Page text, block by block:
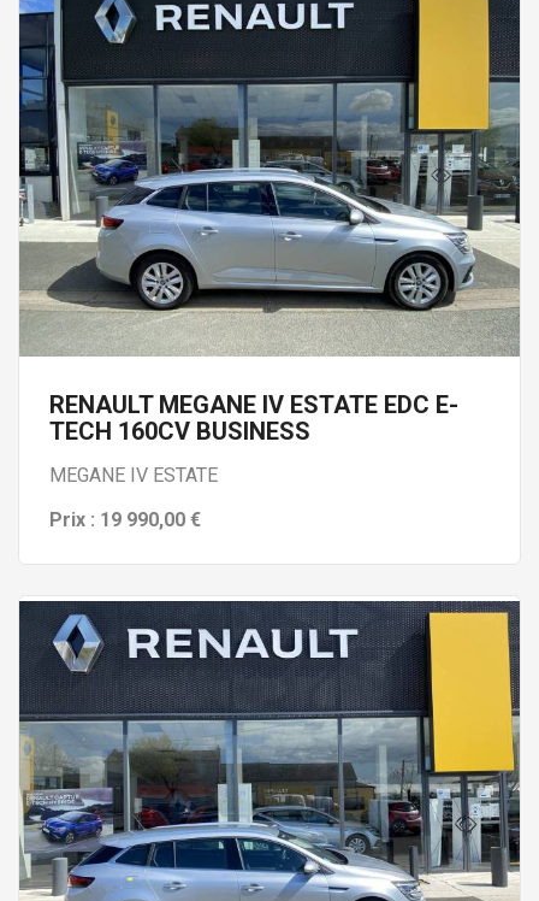
RENAULT MEGANE IV ESTATE EDC E-
TECH 160CV BUSINESS
MEGANE IV ESTATE
Prix : 19 990,00 €